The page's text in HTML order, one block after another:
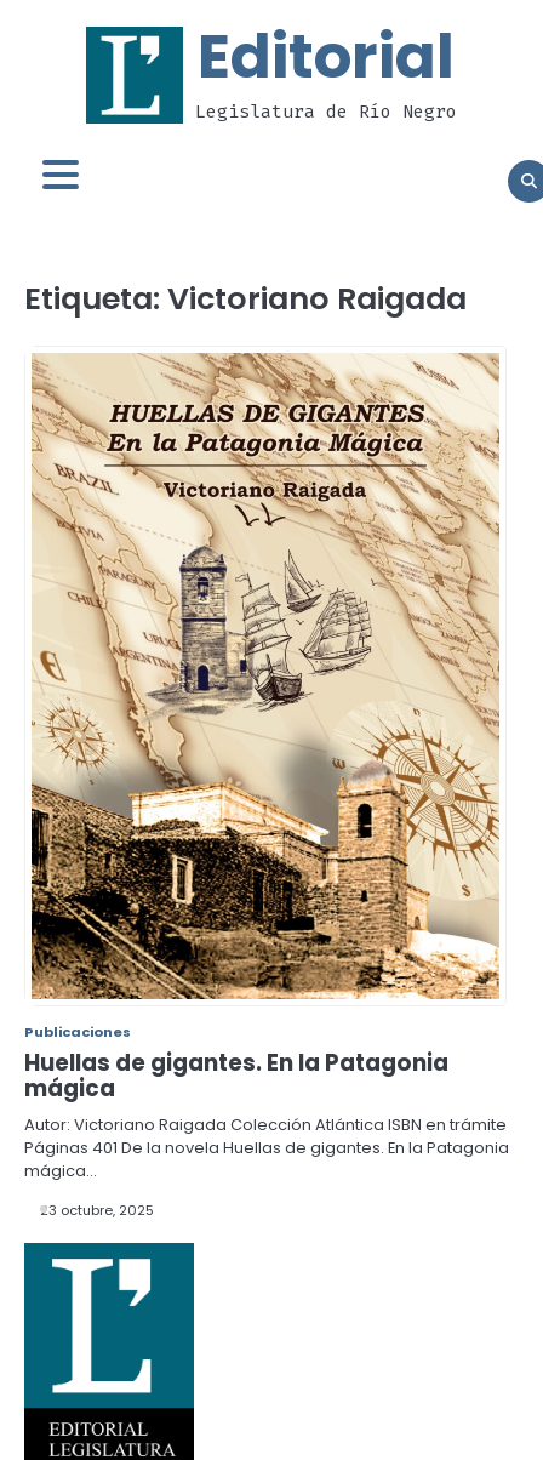
Editorial
Legislatura de Río Negro
Etiqueta:Victoriano Raigada
Publicaciones
Huellas de gigantes. En la Patagonia
mágica
Autor: Victoriano Raigada Colección Atlántica ISBN en trámite
Páginas 401 De la novela Huellas de gigantes. En la Patagonia
mágica…
23 octubre, 2025